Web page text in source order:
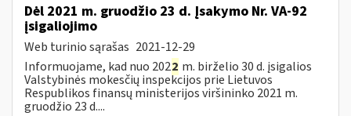
Dėl 2021 m. gruodžio 23 d. Įsakymo Nr. VA-92
įsigaliojimo
Web turinio sąrašas 2021-12-29
Informuojame, kad nuo 2022 m. birželio 30 d. įsigalios
Valstybinės mokesčių inspekcijos prie Lietuvos
Respublikos finansų ministerijos viršininko 2021 m.
gruodžio 23 d....